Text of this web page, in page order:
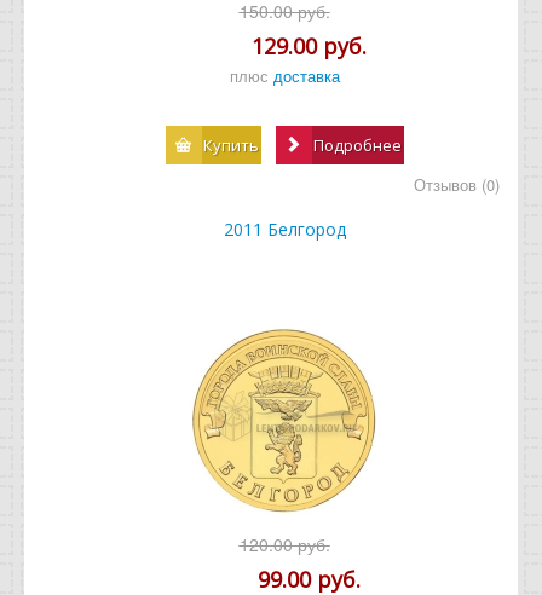
150.00 руб.
129.00 руб.
плюс доставка
Купить Подробнее
Отзывов (0)
2011 Белгород
120.00 руб.
99.00 руб.